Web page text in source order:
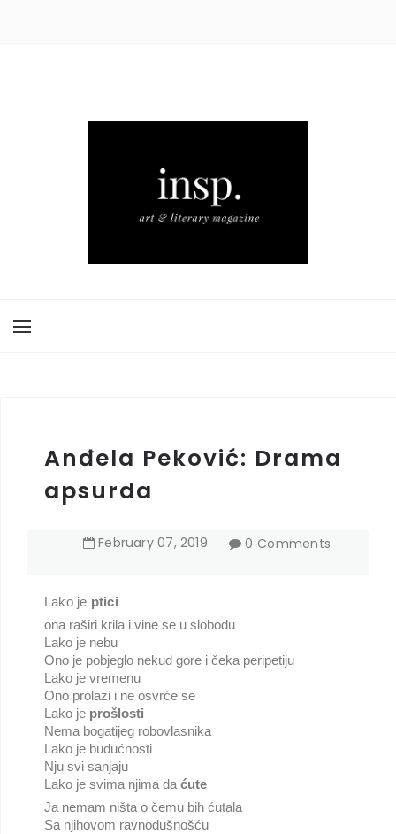
Anđela Peković: Drama
apsurda
February 07, 2019 0 Comments
Lako je ptici
ona raširi krila i vine se u slobodu
Lako je nebu
Ono je pobjeglo nekud gore i čeka peripetiju
Lako je vremenu
Ono prolazi i ne osvrće se
Lako je prošlosti
Nema bogatijeg robovlasnika
Lako je budućnosti
Nju svi sanjaju
Lako je svima njima da ćute
Ja nemam ništa o čemu bih ćutala
Sa njihovom ravnodušnošću